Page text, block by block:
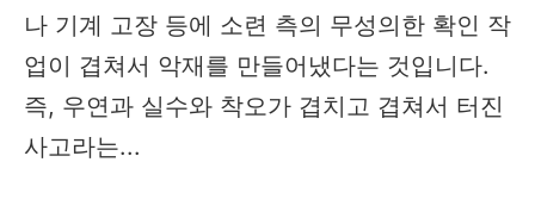
나 기계 고장 등에 소련 측의 무성의한 확인 작
업이 겹쳐서 악재를 만들어냈다는 것입니다.
즉, 우연과 실수와 착오가 겹치고 겹쳐서 터진
사고라는...